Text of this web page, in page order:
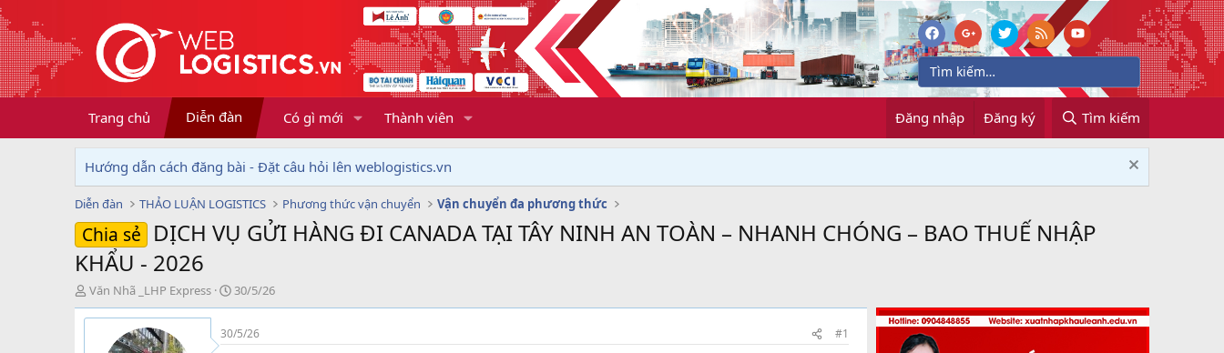
Trang chủ Diễn đàn Có gì mới Thành viên Đăng nhập Đăng ký Tìm kiếm
Hướng dẫn cách đăng bài - Đặt câu hỏi lên weblogistics.vn
Diễn đàn THẢO LUẬN LOGISTICS Phương thức vận chuyển Vận chuyển đa phương thức
Chia sẻ DỊCH VỤ GỬI HÀNG ĐI CANADA TẠI TÂY NINH AN TOÀN – NHANH CHÓNG – BAO THUẾ NHẬP
KHẨU - 2026
T
h
r
Văn Nhã _LHP Express
N
g
y
30/5/26
30/5/26 #1